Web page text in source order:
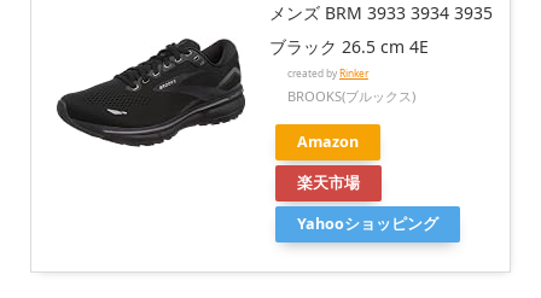
メンズ BRM 3933 3934 3935
ブラック 26.5 cm 4E
created byRinker
BROOKS(ブルックス)
Amazon
楽天市場
Yahooショッピング